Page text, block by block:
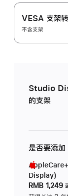
VESA 支架
不含支架
Studio
的支架
是否要添
AppleCare+
Display)
RMB 1,249